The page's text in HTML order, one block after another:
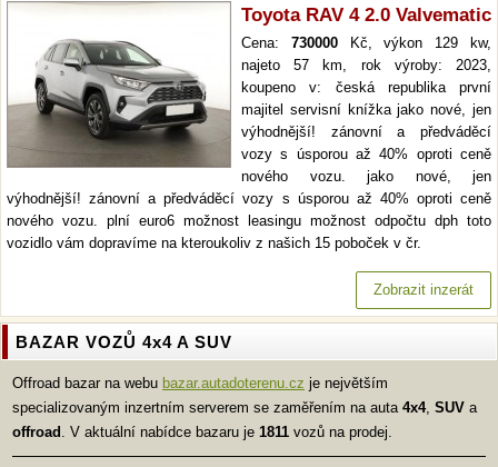
Toyota RAV 4 2.0 Valvematic
Cena: 730000Kč, výkon 129 kw,
najeto 57 km, rok výroby: 2023,
koupeno v: česká republika první
majitel servisní knížka jako nové, jen
výhodnější! zánovní a předváděcí
vozy s úsporou až 40% oproti ceně
nového vozu. jako nové, jen
výhodnější! zánovní a předváděcí vozy s úsporou až 40% oproti ceně
nového vozu. plní euro6 možnost leasingu možnost odpočtu dph toto
vozidlo vám dopravíme na kteroukoliv z našich 15 poboček v čr.
Zobrazit inzerát
BAZAR VOZŮ 4x4 A SUV
Offroad bazar na webu bazar.autadoterenu.cz je největším
specializovaným inzertním serverem se zaměřením na auta 4x4, SUV a
offroad . V aktuální nabídce bazaru je 1811 vozů na prodej.